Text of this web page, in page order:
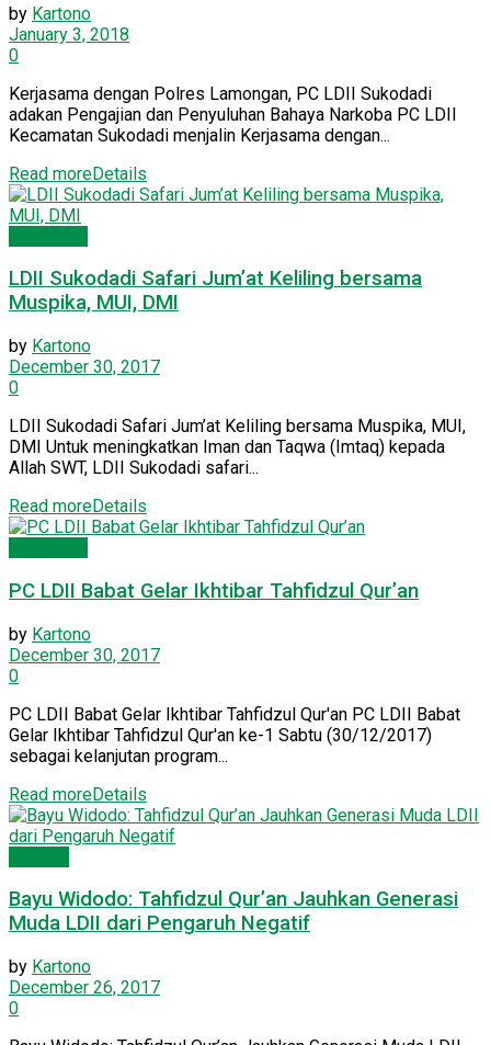
by Kartono
January 3, 2018
0
Kerjasama dengan Polres Lamongan, PC LDII Sukodadi
adakan Pengajian dan Penyuluhan Bahaya Narkoba PC LDII
Kecamatan Sukodadi menjalin Kerjasama dengan...
Read moreDetails
LDII Sukodadi Safari Jum’at Keliling bersama
Muspika, MUI, DMI
by Kartono
December 30, 2017
0
LDII Sukodadi Safari Jum’at Keliling bersama Muspika, MUI,
DMI Untuk meningkatkan Iman dan Taqwa (Imtaq) kepada
Allah SWT, LDII Sukodadi safari...
Read moreDetails
PC LDII Babat Gelar Ikhtibar Tahfidzul Qur’an
by Kartono
December 30, 2017
0
PC LDII Babat Gelar Ikhtibar Tahfidzul Qur'an PC LDII Babat
Gelar Ikhtibar Tahfidzul Qur'an ke-1 Sabtu (30/12/2017)
sebagai kelanjutan program...
Read moreDetails
Bayu Widodo: Tahfidzul Qur’an Jauhkan Generasi
Muda LDII dari Pengaruh Negatif
by Kartono
December 26, 2017
0